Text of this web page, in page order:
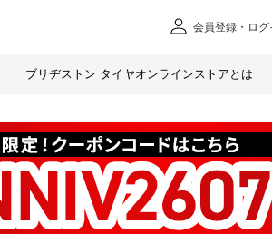
会員登録・ログ
ブリヂストン タイヤオンラインストアとは